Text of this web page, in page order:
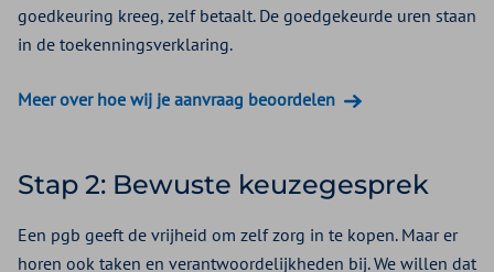
goedkeuring kreeg, zelf betaalt. De goedgekeurde uren staan
in de toekenningsverklaring.
Meer over hoe wij je aanvraag beoordelen
Stap 2: Bewuste keuzegesprek
Een pgb geeft de vrijheid om zelf zorg in te kopen. Maar er
horen ook taken en verantwoordelijkheden bij. We willen dat